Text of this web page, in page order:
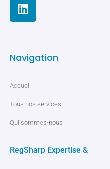
Navigation
Accueil
Tous nos services
Qui sommes-nous
RegSharp Expertise &